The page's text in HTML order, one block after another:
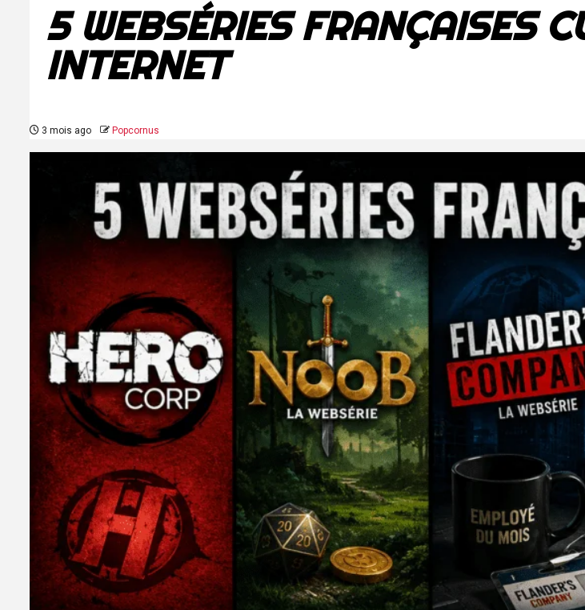
5 WEBSÉRIES FRANÇAISES
INTERNET
3 mois ago Popcornus